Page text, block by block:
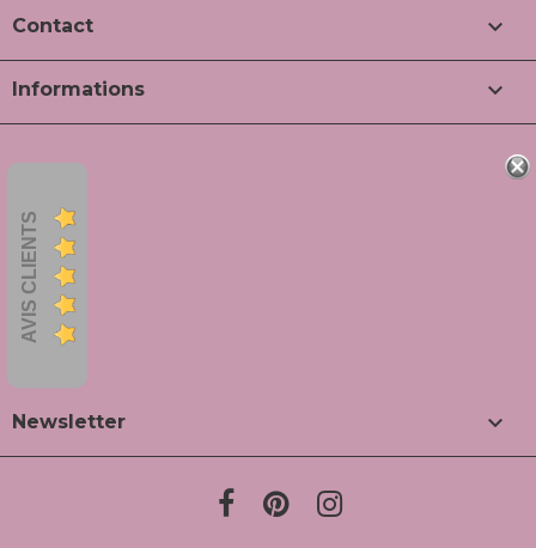
Contact 
Informations 
AVIS CLIENTS
Newsletter 